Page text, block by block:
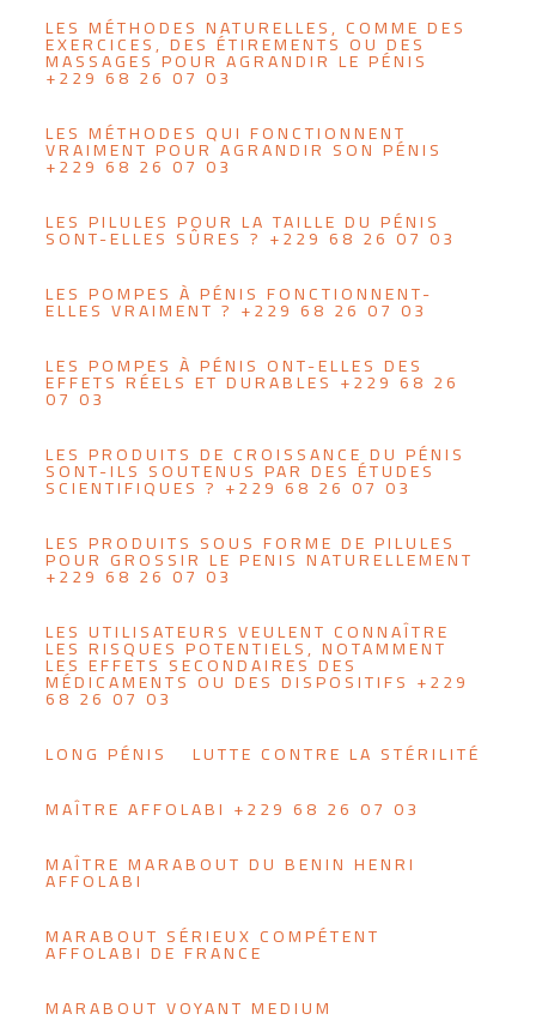
LES MÉTHODES NATURELLES, COMME DES
EXERCICES, DES ÉTIREMENTS OU DES
MASSAGES POUR AGRANDIR LE PÉNIS
+229 68 26 07 03
LES MÉTHODES QUI FONCTIONNENT
VRAIMENT POUR AGRANDIR SON PÉNIS
+229 68 26 07 03
LES PILULES POUR LA TAILLE DU PÉNIS
SONT-ELLES SÛRES ? +229 68 26 07 03
LES POMPES À PÉNIS FONCTIONNENT-
ELLES VRAIMENT ? +229 68 26 07 03
LES POMPES À PÉNIS ONT-ELLES DES
EFFETS RÉELS ET DURABLES +229 68 26
07 03
LES PRODUITS DE CROISSANCE DU PÉNIS
SONT-ILS SOUTENUS PAR DES ÉTUDES
SCIENTIFIQUES ? +229 68 26 07 03
LES PRODUITS SOUS FORME DE PILULES
POUR GROSSIR LE PENIS NATURELLEMENT
+229 68 26 07 03
LES UTILISATEURS VEULENT CONNAÎTRE
LES RISQUES POTENTIELS, NOTAMMENT
LES EFFETS SECONDAIRES DES
MÉDICAMENTS OU DES DISPOSITIFS +229
68 26 07 03
LONG PÉNIS
LUTTE CONTRE LA STÉRILITÉ
MAÎTRE AFFOLABI +229 68 26 07 03
MAÎTRE MARABOUT DU BENIN HENRI
AFFOLABI
MARABOUT SÉRIEUX COMPÉTENT
AFFOLABI DE FRANCE
MARABOUT VOYANT MEDIUM